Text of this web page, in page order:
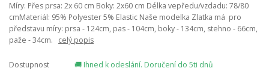
Míry: Přes prsa: 2x 60 cm Boky: 2x60 cm Délka vepředu/vzdadu: 78/80
cmMateriál: 95% Polyester 5% Elastic Naše modelka Zlatka má pro
představu míry: prsa - 124cm, pas - 104cm, boky - 134cm, stehno - 66cm,
paže - 34cm. celý popis
Dostupnost 🚚 Ihned k odeslání. Doručení do 5ti dnů